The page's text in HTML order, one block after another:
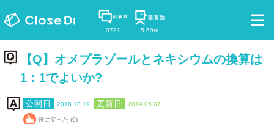
0781 5.69m
【Q】オメプラゾールとネキシウムの換算は
1：1でよいか?
2018.10.19 2019.05.07
役に立った (0)